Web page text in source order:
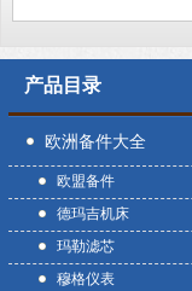
产品目录
欧洲备件大全
欧盟备件
德玛吉机床
玛勒滤芯
穆格仪表